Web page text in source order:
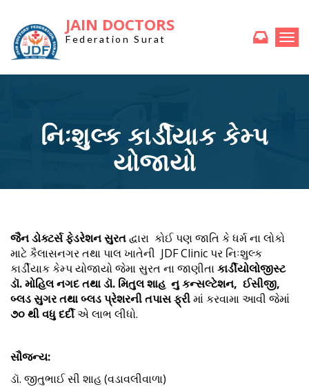
JAIN DOCTORS
Federation Surat
નિઃશુલ્ક કાર્ડીયાક કેમ્પ
યોજાયો
જૈન ડોક્ટર્સ ફેડરેશન સુરતદ્વારા કોઈ પણ જાતિ કે ધર્મ ના લોકો
માટે કૈલાસનગર તથા પાલ ખાતેની JDF Clinic પર નિઃશુલ્ક
કાર્ડીયાક કેમ્પ યોજાયો જેમા સુરત ના જાણીતાકાર્ડીયોલોજીસ્ટ
ડૉ. મોહિલ નગદ તથા ડૉ. મિતુલ શાહ નુ કન્સલ્ટેશન, ઈસીજી,
બ્લડ સુગર તથા બ્લડ પ્રેશરની તપાસ ફ્રીમાં કરવામા આવી જેમાં
૭૦ થી વધુ દર્દીએ લાભ લીધો.
સૌજન્ય:
ડૉ. જીતુભાઈ સી શાહ (વડાવલીવાળા)